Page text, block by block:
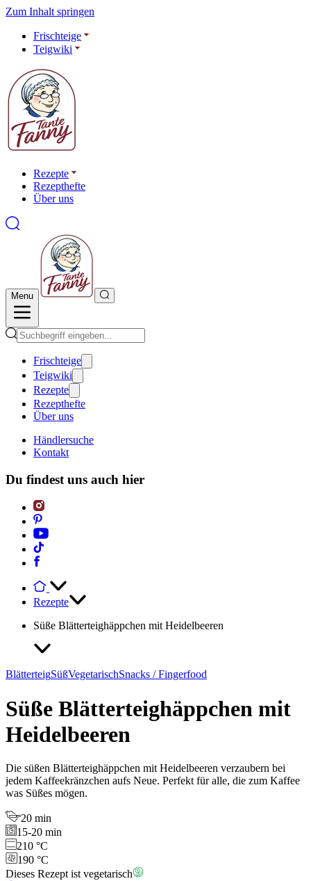
Zum Inhalt springen
Frischteige
Teigwiki
Rezepte
Rezepthefte
Über uns
Menu
Frischteige
Teigwiki
Rezepte
Rezepthefte
Über uns
Händlersuche
Kontakt
Du findest uns auch hier
Rezepte
Süße Blätterteighäppchen mit Heidelbeeren
BlätterteigSüßVegetarischSnacks / Fingerfood
Süße Blätterteighäppchen mit
Heidelbeeren
Die süßen Blätterteighäppchen mit Heidelbeeren verzaubern bei
jedem Kaffeekränzchen aufs Neue. Perfekt für alle, die zum Kaffee
was Süßes mögen.
20 min
15-20 min
210 °C
190 °C
Dieses Rezept ist vegetarisch